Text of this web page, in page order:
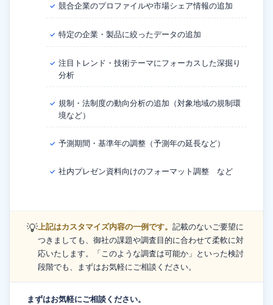
✓ 競合企業のプロファイルや市場シェア情報の追加
✓ 特定の企業・製品に絞ったデータの追加
✓ 注目トレンド・技術テーマにフォーカスした深掘り
分析
✓ 規制・法制度の動向分析の追加（対象地域の規制環
境など）
✓ 予測期間・基準年の調整（予測年の延長など）
✓ 社内プレゼン資料向けのフォーマット調整 など
💡上記はカスタマイズ内容の一例です。 記載のないご要望に
つきましても、御社の課題や調査目的に合わせて柔軟に対
応いたします。「このような調査は可能か」といった検討
段階でも、まずはお気軽にご相談ください。
まずはお気軽にご相談ください。